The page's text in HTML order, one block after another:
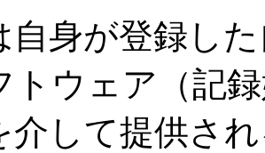
自身が登録し
トウェア（記
介して提供さ